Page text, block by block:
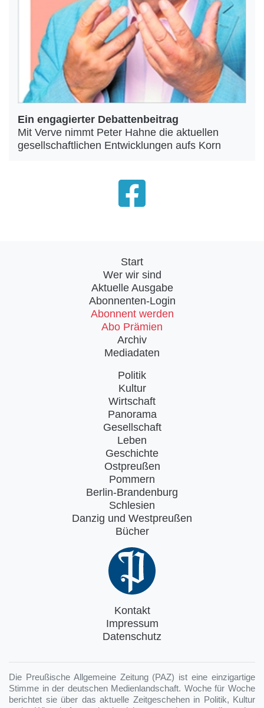
Ein engagierter Debattenbeitrag
Mit Verve nimmt Peter Hahne die aktuellen
gesellschaftlichen Entwicklungen aufs Korn
Start
Wer wir sind
Aktuelle Ausgabe
Abonnenten-Login
Abonnent werden
Abo Prämien
Archiv
Mediadaten
Politik
Kultur
Wirtschaft
Panorama
Gesellschaft
Leben
Geschichte
Ostpreußen
Pommern
Berlin-Brandenburg
Schlesien
Danzig und Westpreußen
Bücher
Kontakt
Impressum
Datenschutz
Die Preußische Allgemeine Zeitung (PAZ) ist eine einzigartige
Stimme in der deutschen Medienlandschaft. Woche für Woche
berichtet sie über das aktuelle Zeitgeschehen in Politik, Kultur